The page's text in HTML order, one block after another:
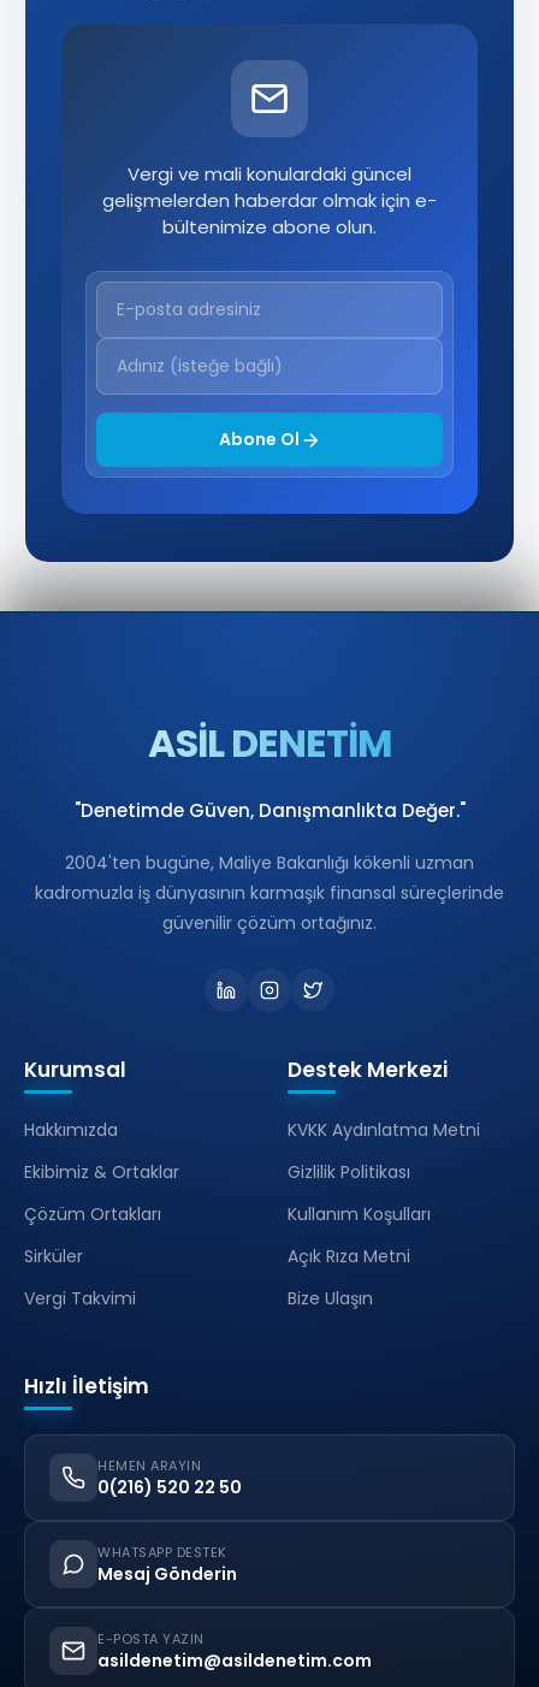
Vergi ve mali konulardaki güncel
gelişmelerden haberdar olmak için e-
bültenimize abone olun.
Abone Ol
ASİL DENETİM
"Denetimde Güven, Danışmanlıkta Değer."
2004'ten bugüne, Maliye Bakanlığı kökenli uzman
kadromuzla iş dünyasının karmaşık finansal süreçlerinde
güvenilir çözüm ortağınız.
Kurumsal
Hakkımızda
Ekibimiz & Ortaklar
Çözüm Ortakları
Sirküler
Vergi Takvimi
Destek Merkezi
KVKK Aydınlatma Metni
Gizlilik Politikası
Kullanım Koşulları
Açık Rıza Metni
Bize Ulaşın
Hızlı İletişim
HEMEN ARAYIN
0(216) 520 22 50
WHATSAPP DESTEK
Mesaj Gönderin
E-POSTA YAZIN
asildenetim@asildenetim.com